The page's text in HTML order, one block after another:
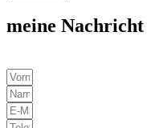
meine